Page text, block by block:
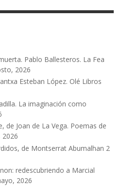
Pablo Ballesteros. La Fea
2026
Esteban López. Olé Libros
La imaginación como
de Joan de La Vega. Poemas de
2026
de Montserrat Abumalhan 2
redescubriendo a Marcial
2026